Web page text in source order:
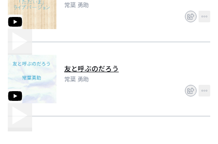
常葉 勇助
友と呼ぶのだろう
常葉 勇助